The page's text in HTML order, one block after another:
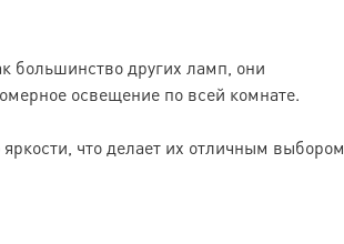
большинство других ламп, они
освещение по всей комнате.
что делает их отличным выбором